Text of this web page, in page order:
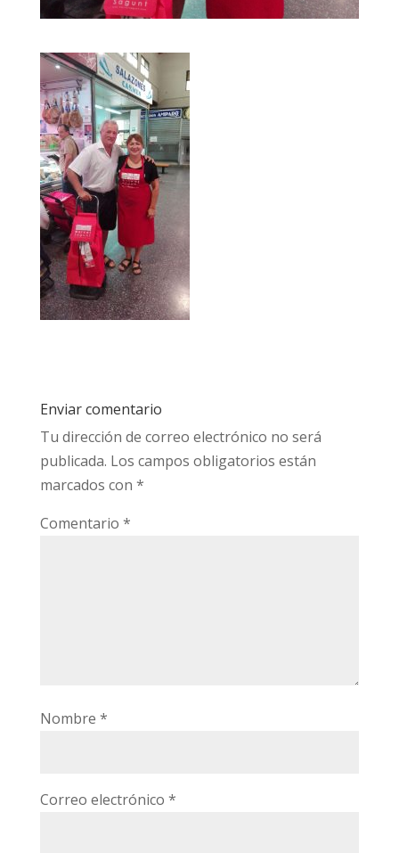
Enviar comentario
Tu dirección de correo electrónico no será
publicada. Los campos obligatorios están
marcados con *
Comentario *
Nombre *
Correo electrónico *